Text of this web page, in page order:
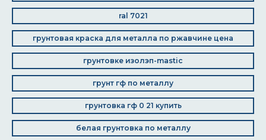
ral 7021
грунтовая краска для металла по ржавчине цена
грунтовке изолэп-mastic
грунт гф по металлу
грунтовка гф 0 21 купить
белая грунтовка по металлу